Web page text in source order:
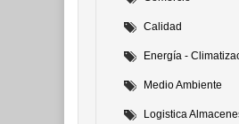
Calidad
Energía -
Medio Ambiente
Logistica